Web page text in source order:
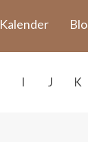
Kalender
I J K